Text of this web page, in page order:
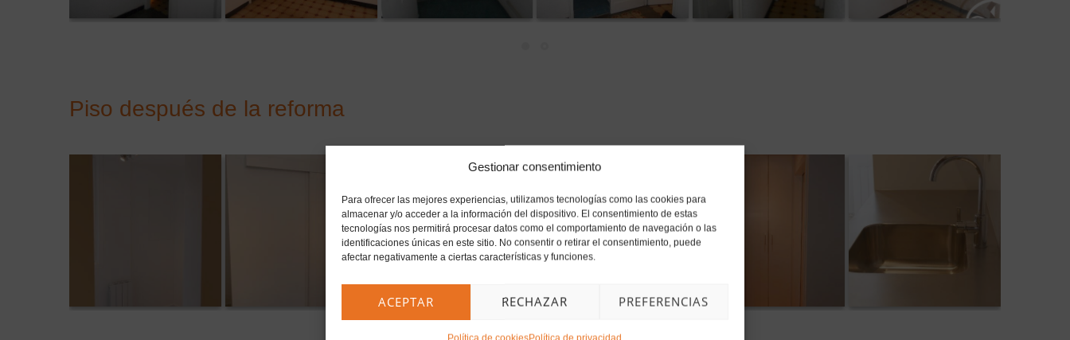
Gestionar consentimiento
Para ofrecer las mejores experiencias, utilizamos tecnologías como las cookies para
almacenar y/o acceder a la información del dispositivo. El consentimiento de estas
tecnologías nos permitirá procesar datos como el comportamiento de navegación o las
identificaciones únicas en este sitio. No consentir o retirar el consentimiento, puede
afectar negativamente a ciertas características y funciones.
ACEPTAR RECHAZAR PREFERENCIAS
Política de cookiesPolítica de privacidad
Piso después de la reforma